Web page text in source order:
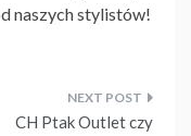
naszych stylistów!
CH Ptak Outlet czy